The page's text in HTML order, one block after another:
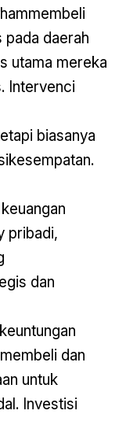
daerah
utama mereka
Intervenci
biasanya
pribadi,
dan
dan
untuk
Investisi